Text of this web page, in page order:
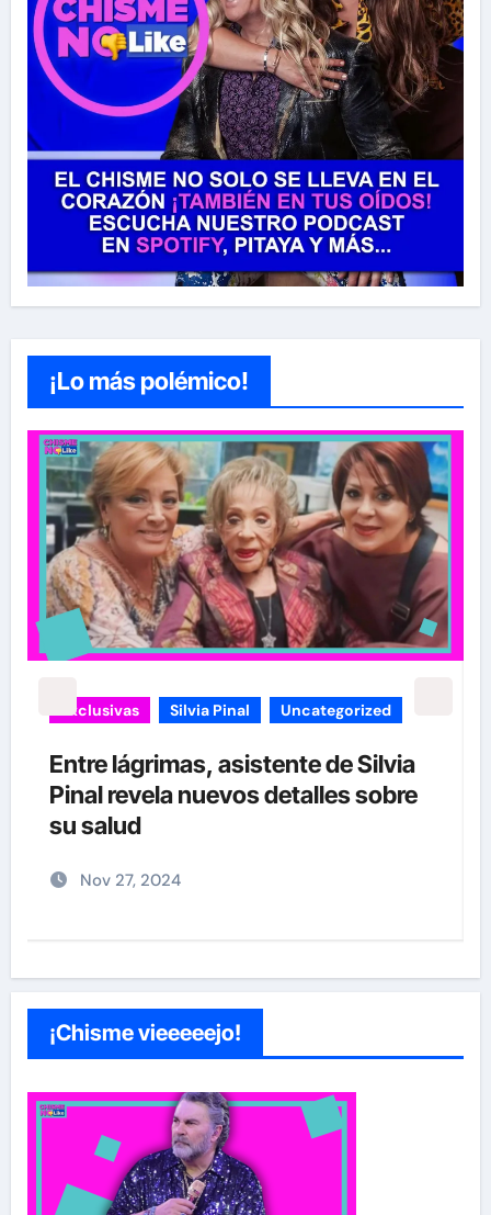
¡Lo más polémico!
carolina Sandoval Exclusivas
¡EXCLUSIVA! Revelamos la verdad
detrás del divorcio de Carolina
Sandoval y Nick Hernández
Nov 26, 2024
¡Chisme vieeeeejo!